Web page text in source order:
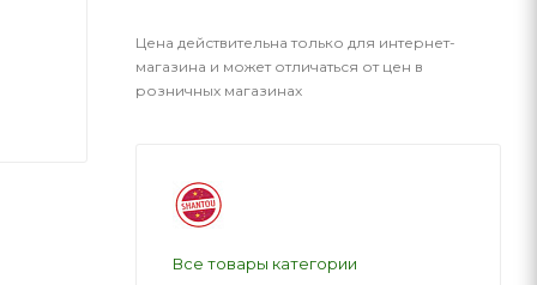
Цена действительна только для интернет-
магазина и может отличаться от цен в
розничных магазинах
Все товары категории